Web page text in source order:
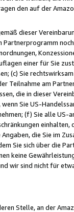
den auf der
dieser
Partnerprogramm
einer für Sie
(c) Sie
Teilnahme am
die in dieser
Sie US-
(f) Sie alle
die Sie im
Sie sich über die
keine
wir sind nicht für
Stelle, an der